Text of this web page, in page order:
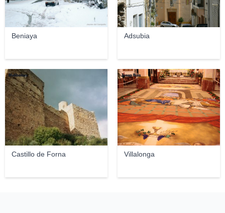
Beniaya Adsubia
Castillo de Forna
Melibokus
Villalonga
Josep lluis